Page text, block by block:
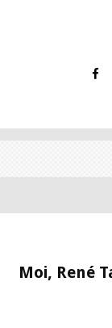
Moi, René